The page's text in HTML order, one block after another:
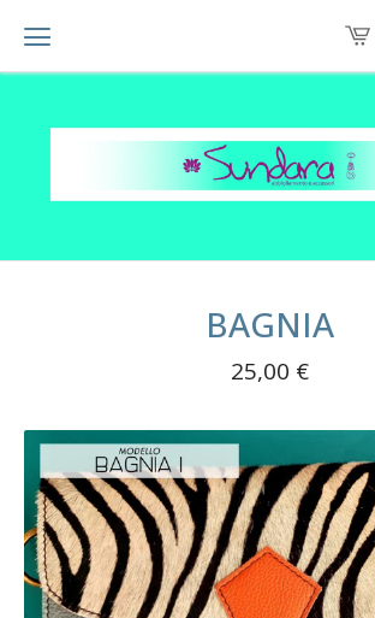
BAGNIA
25,00 €